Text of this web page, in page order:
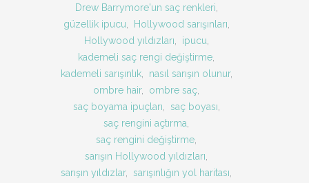
Drew Barrymore'un saç renkleri
güzellik ipucu
Hollywood sarışınları
Hollywood yıldızları
ipucu
kademeli saç rengi değiştirme
kademeli sarışınlık, nasıl sarışın olunur,
ombre hair, ombre saç
saç boyama ipuçları
saç boyası
saç rengini açtırma
saç rengini değiştirme
sarışın Hollywood yıldızları
sarışın yıldızlar, sarışınlığın yol haritası